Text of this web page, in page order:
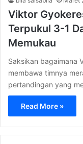
Viktor
Terpukul 3-1
Memukau
Saksikan bagaimana
membawa timnya
pertandingan yang
Read More »